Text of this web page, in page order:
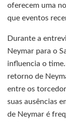
oferecem uma
que eventos
Durante a
Neymar para o
influencia o time.
retorno de
entre os
suas ausências
de Neymar é